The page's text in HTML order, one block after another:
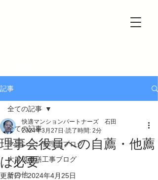
記事
全ての記事
マンション管理士ブログ
大規模修繕工事ブログ
その他
全ての記事
理事会役員への自薦・他薦
は必要
快適マンションパートナーズ 石田
2024年3月27日 読了時間: 2分
更新日：2024年4月25日